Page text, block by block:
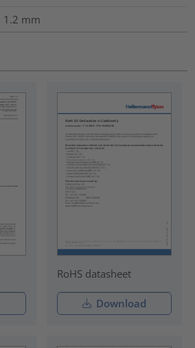
1.2 mm
RoHS datasheet
Download